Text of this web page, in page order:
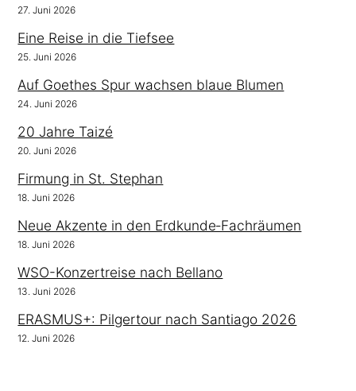
27. Juni 2026
Eine Reise in die Tiefsee
25. Juni 2026
Auf Goethes Spur wachsen blaue Blumen
24. Juni 2026
20 Jahre Taizé
20. Juni 2026
Firmung in St. Stephan
18. Juni 2026
Neue Akzente in den Erdkunde‑Fachräumen
18. Juni 2026
WSO-Konzertreise nach Bellano
13. Juni 2026
ERASMUS+: Pilgertour nach Santiago 2026
12. Juni 2026